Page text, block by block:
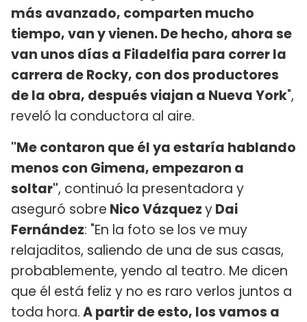
más avanzado, comparten mucho
tiempo, van y vienen. De hecho, ahora se
van unos días a Filadelfia para correr la
carrera de Rocky, con dos productores
de la obra, después viajan a Nueva York",
reveló la conductora al aire.
"Me contaron que él ya estaría hablando
menos con Gimena, empezaron a
soltar", continuó la presentadora y
aseguró sobre Nico VázquezyDai
Fernández: "En la foto se los ve muy
relajaditos, saliendo de una de sus casas,
probablemente, yendo al teatro. Me dicen
que él está feliz y no es raro verlos juntos a
toda hora.A partir de esto, los vamos a